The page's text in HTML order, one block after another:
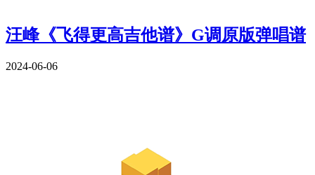
汪峰《飞得更高吉他谱》G调原版弹唱谱
2024-06-06